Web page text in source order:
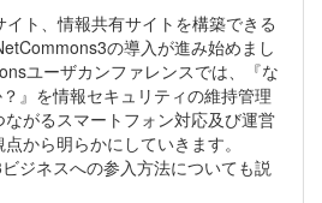
ト、情報共有サイトを構築できる
の導入が進み始めまし
ユーザカンファレンスでは、『な
』を情報セキュリティの維持管理
がるスマートフォン対応及び運営
から明らかにしていきます。
ジネスへの参入方法についても説